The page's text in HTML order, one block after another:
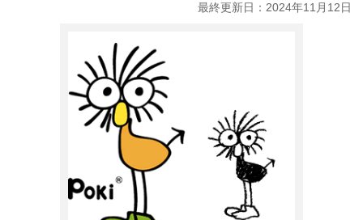
最終更新日：2024年11月12日